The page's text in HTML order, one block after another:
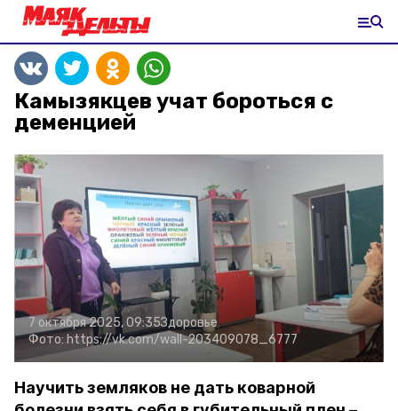
Камызякцев учат бороться с
деменцией
7 октября 2025, 09:35Здоровье
Фото: https://vk.com/wall-203409078_6777
Научить земляков не дать коварной